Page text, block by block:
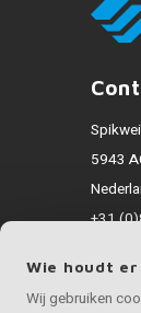
5943
+31
Alle
Wie houdt
Wij gebruiken